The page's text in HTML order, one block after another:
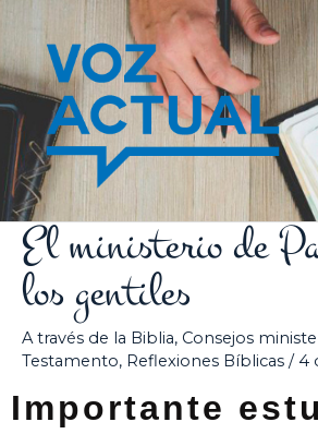
contenido
El ministerio de
los gentiles
A través de la Biblia, Consejos
Testamento, Reflexiones Bíblicas / 4
Importante